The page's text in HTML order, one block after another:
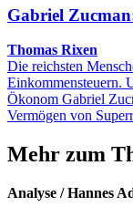
Gabriel
Thomas Rixen
Die reichsten
Einkommensteuern.
Ökonom Gabriel
Vermögen von
Mehr zum
Analyse / Hannes